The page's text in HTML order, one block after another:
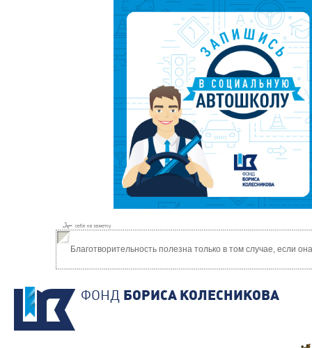
Благотворительность полезна только в том случае, если
ФОНД БОРИСА КОЛЕСНИКОВА